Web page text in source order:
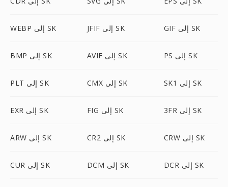
WEBP إلى SK JFIF إلى SK GIF إلى SK
BMP إلى SK AVIF إلى SK PS إلى SK
PLT إلى SK CMX إلى SK SK1 إلى SK
EXR إلى SK FIG إلى SK 3FR إلى SK
ARW إلى SK CR2 إلى SK CRW إلى SK
CUR إلى SK DCM إلى SK DCR إلى SK